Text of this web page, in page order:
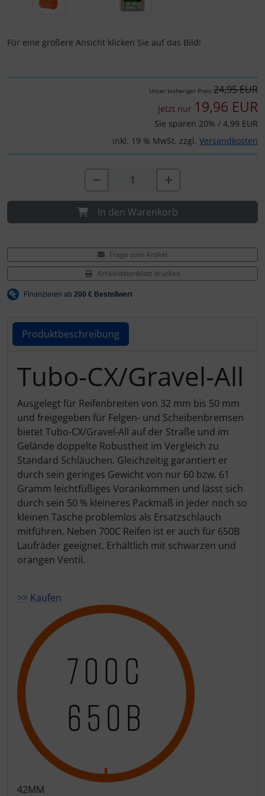
Für eine größere Ansicht klicken Sie auf das Bild!
Unser bisheriger Preis 24,95 EUR
Jetzt nur 19,96 EUR
Sie sparen 20% / 4,99 EUR
inkl. 19 % MwSt. zzgl. Versandkosten
In den Warenkorb
Frage zum Artikel
Artikeldatenblatt drucken
Produktbeschreibung
Produktbeschreibung
Tubo-CX/Gravel-All
Ausgelegt für Reifenbreiten von 32 mm bis 50 mm
und freigegeben für Felgen- und Scheibenbremsen
bietet Tubo-CX/Gravel-All auf der Straße und im
Gelände doppelte Robustheit im Vergleich zu
Standard Schläuchen. Gleichzeitig garantiert er
durch sein geringes Gewicht von nur 60 bzw. 61
Gramm leichtfüßiges Vorankommen und lässt sich
durch sein 50 % kleineres Packmaß in jeder noch so
kleinen Tasche problemlos als Ersatzschlauch
mitführen. Neben 700C Reifen ist er auch für 650B
Laufräder geeignet. Erhältlich mit schwarzen und
orangen Ventil.
>> Kaufen
42MM
Feedback Sports
Hutchinson
Ingrid
JEDI Sports
KASK
KOO
Lezyne
Lightweight
LOOK
Muc-Off
Nimbl
OAKLEY
OPEN Cycle
Optimize
Pinarello